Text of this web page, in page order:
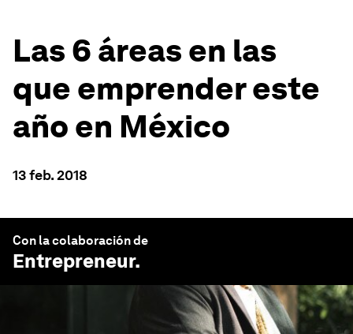
Las 6 áreas en las
que emprender este
año en México
13 feb. 2018
Con la colaboración de
Entrepreneur.